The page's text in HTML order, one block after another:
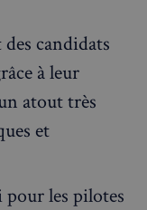
candidats
à leur
atout très
et
les pilotes